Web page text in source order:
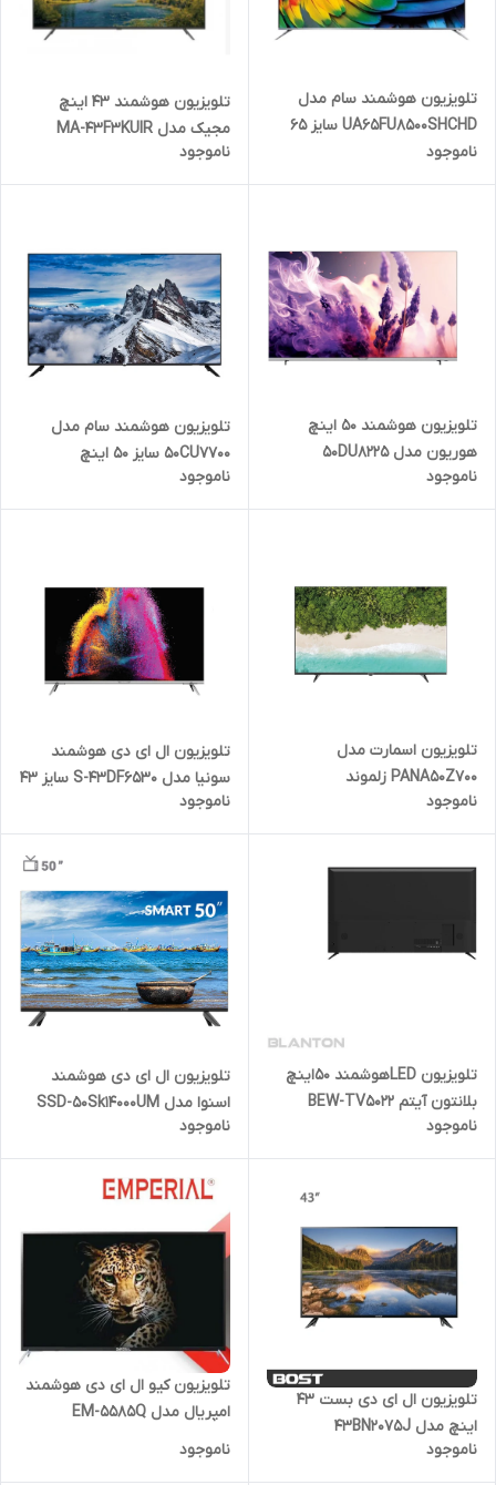
تلویزیون هوشمند سام مدل
UA65FU8500SHCHD سایز 65
اینچ
ناموجود
تلویزیون هوشمند 43 اینچ
مجیک مدل MA-43F3KUIR
ناموجود
تلویزیون هوشمند 50 اینچ
هوریون مدل 50DU8225
ناموجود
تلویزیون هوشمند سام مدل
50CU7700 سایز 50 اینچ
ناموجود
تلویزیون اسمارت مدل
PANA50Z700 زلموند
ناموجود
تلویزیون ال ای دی هوشمند
سونیا مدل S-43DF6530 سایز 43
اینچ
ناموجود
تلویزیون LEDهوشمند 50اینچ
بلانتون آیتم BEW-TV5022
ناموجود
تلویزیون ال ای دی هوشمند
اسنوا مدل SSD-50Sk14000UM
ناموجود
تلویزیون ال ای دی بست 43
اینچ مدل 43BN2075J
ناموجود
تلویزیون کیو ال ای دی هوشمند
امپریال مدل EM-5585Q
ناموجود